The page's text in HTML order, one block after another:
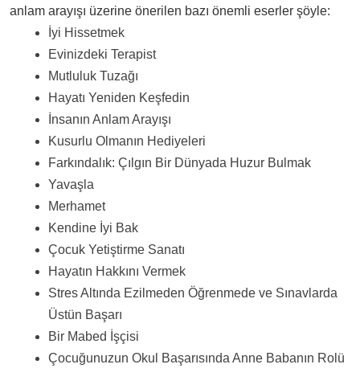
anlam arayışı üzerine önerilen bazı önemli eserler şöyle:
İyi Hissetmek
Evinizdeki Terapist
Mutluluk Tuzağı
Hayatı Yeniden Keşfedin
İnsanın Anlam Arayışı
Kusurlu Olmanın Hediyeleri
Farkındalık: Çılgın Bir Dünyada Huzur Bulmak
Yavaşla
Merhamet
Kendine İyi Bak
Çocuk Yetiştirme Sanatı
Hayatın Hakkını Vermek
Stres Altında Ezilmeden Öğrenmede ve Sınavlarda
Üstün Başarı
Bir Mabed İşçisi
Çocuğunuzun Okul Başarısında Anne Babanın Rolü